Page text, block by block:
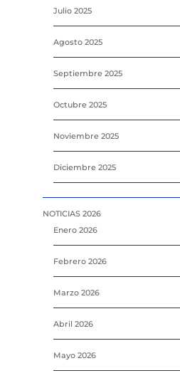
Julio 2025
Agosto 2025
Septiembre 2025
Octubre 2025
Noviembre 2025
Diciembre 2025
NOTICIAS 2026
Enero 2026
Febrero 2026
Marzo 2026
Abril 2026
Mayo 2026